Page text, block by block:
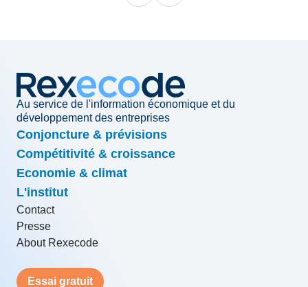
Au service de l'information économique et du
développement des entreprises
Conjoncture & prévisions
Compétitivité & croissance
Economie & climat
L'institut
Contact
Presse
About Rexecode
Essai gratuit